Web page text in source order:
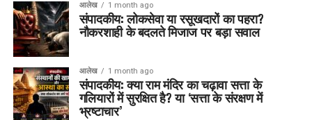
आलेख 1 month ago
संपादकीय: लोकसेवा या रसूखदारों का पहरा?
नौकरशाही के बदलते मिजाज पर बड़ा सवाल
आलेख 1 month ago
संपादकीय: क्या राम मंदिर का चढ़ावा सत्ता के
गलियारों में सुरक्षित है? या ‘सत्ता के संरक्षण में
भ्रष्टाचार’